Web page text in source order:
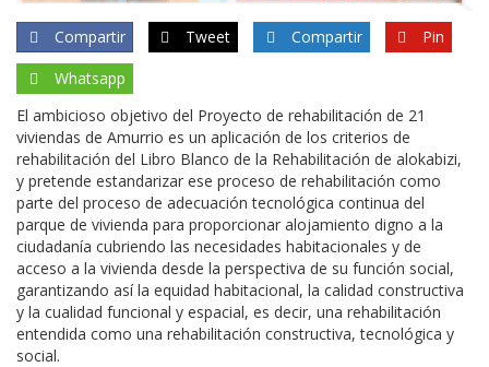
Compartir Tweet Compartir
Pin
Whatsapp
El ambicioso objetivo del Proyecto de rehabilitación de 21
viviendas de Amurrio es un aplicación de los criterios de
rehabilitación del Libro Blanco de la Rehabilitación de alokabizi,
y pretende estandarizar ese proceso de rehabilitación como
parte del proceso de adecuación tecnológica continua del
parque de vivienda para proporcionar alojamiento digno a la
ciudadanía cubriendo las necesidades habitacionales y de
acceso a la vivienda desde la perspectiva de su función social,
garantizando así la equidad habitacional, la calidad constructiva
y la cualidad funcional y espacial, es decir, una rehabilitación
entendida como una rehabilitación constructiva, tecnológica y
social.